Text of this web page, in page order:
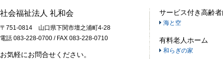
社会福祉法人 礼和会
〒751-0814 山口県下関市壇之浦町4-28
電話 083-228-0700 / FAX 083-228-0710
お気軽にお問合せください。
サービス付き高齢
海と空
有料老人ホーム
和らぎの家